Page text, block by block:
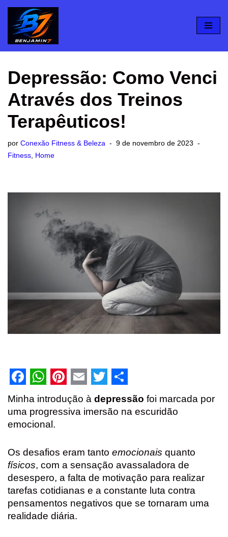
Pular
para
o
Depressão: Como Venci
Através dos Treinos
Terapêuticos!
por Conexão Fitness & Beleza
9 de novembro de 2023
Fitness Home
F
a
c
b
o
o
k
W
h
a
s
A
p
p
P
i
n
e
r
e
s
t
E
m
l
T
w
t
e
r
S
h
e
Minha introdução à depressão foi marcada por
uma progressiva imersão na escuridão
emocional.
Os desafios eram tanto emocionais quanto
físicos, com a sensação avassaladora de
desespero, a falta de motivação para realizar
tarefas cotidianas e a constante luta contra
pensamentos negativos que se tornaram uma
realidade diária.